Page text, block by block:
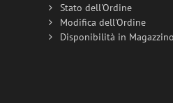
Stato dell'Ordine
Modifica dell'Ordine
Disponibilità in Magazzino